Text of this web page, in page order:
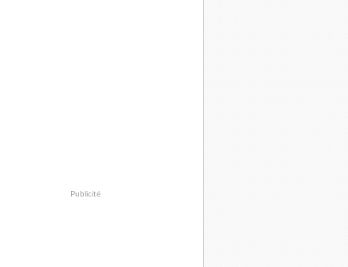
Publicité